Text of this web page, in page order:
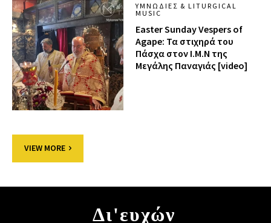
ΥΜΝΩΔΊΕΣ & LITURGICAL
MUSIC
Easter Sunday Vespers of
Agape: Τα στιχηρά του
Πάσχα στον Ι.Μ.Ν της
Μεγάλης Παναγιάς [video]
VIEW MORE
Δι'ευχών